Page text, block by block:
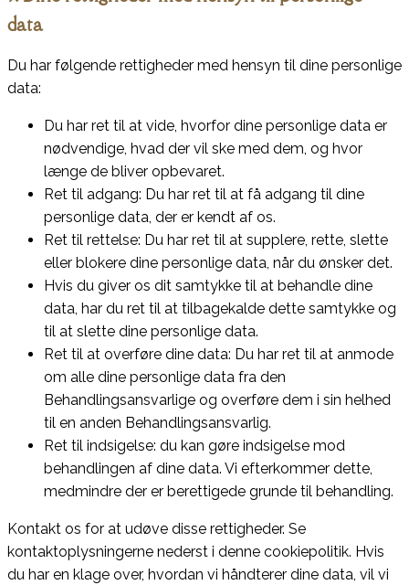
data
Du har følgende rettigheder med hensyn til dine personlige
data:
Du har ret til at vide, hvorfor dine personlige data er
nødvendige, hvad der vil ske med dem, og hvor
længe de bliver opbevaret.
Ret til adgang: Du har ret til at få adgang til dine
personlige data, der er kendt af os.
Ret til rettelse: Du har ret til at supplere, rette, slette
eller blokere dine personlige data, når du ønsker det.
Hvis du giver os dit samtykke til at behandle dine
data, har du ret til at tilbagekalde dette samtykke og
til at slette dine personlige data.
Ret til at overføre dine data: Du har ret til at anmode
om alle dine personlige data fra den
Behandlingsansvarlige og overføre dem i sin helhed
til en anden Behandlingsansvarlig.
Ret til indsigelse: du kan gøre indsigelse mod
behandlingen af ​​dine data. Vi efterkommer dette,
medmindre der er berettigede grunde til behandling.
Kontakt os for at udøve disse rettigheder. Se
kontaktoplysningerne nederst i denne cookiepolitik. Hvis
du har en klage over, hvordan vi håndterer dine data, vil vi